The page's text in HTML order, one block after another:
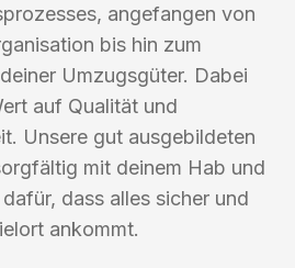
angefangen von
bis hin zum
Umzugsgüter. Dabei
auf Qualität und
Unsere gut ausgebildeten
mit deinem Hab und
dass alles sicher und
ankommt.